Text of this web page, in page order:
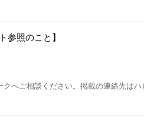
照のこと】
へご相談ください。掲載の連絡先は